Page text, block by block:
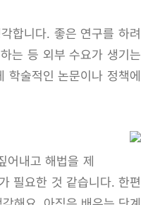
합니다. 좋은 연구를 하려
는 등 외부 수요가 생기는
술적인 논문이나 정책에
내고 해법을 제
필요한 것 같습니다. 한편